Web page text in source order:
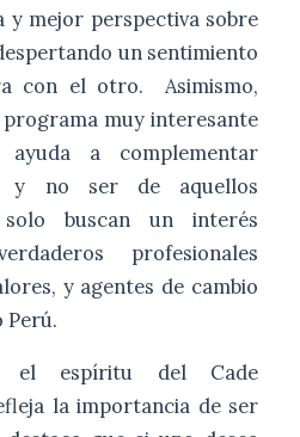
y mejor perspectiva sobre
un sentimiento
con el otro. Asimismo,
muy interesante
a complementar
y no ser de aquellos
solo buscan un interés
profesionales
y agentes de cambio
Perú.
el espíritu del Cade
la importancia de ser